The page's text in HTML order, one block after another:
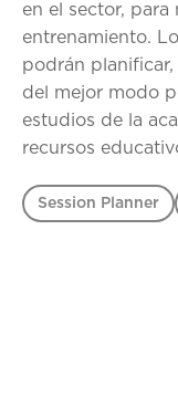
en el sector, para
entrenamiento.
podrán planificar,
del mejor modo
estudios de la
recursos
Session Planner